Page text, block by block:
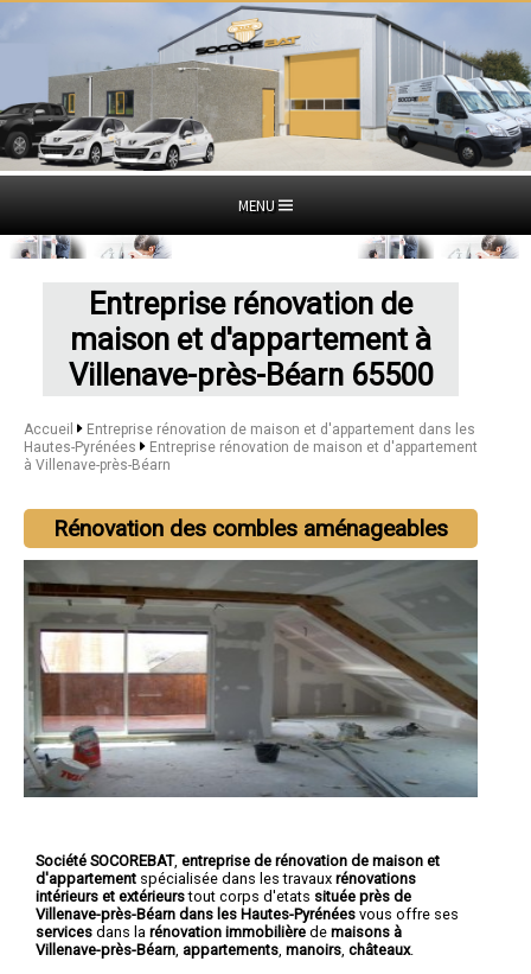
MENU
Entreprise rénovation de
maison et d'appartement à
Villenave-près-Béarn 65500
Accueil
Entreprise rénovation de maison et d'appartement dans les
Hautes-Pyrénées
Entreprise rénovation de maison et d'appartement
à Villenave-près-Béarn
Rénovation des combles aménageables
Société SOCOREBAT, entreprise de rénovation de maison et
d'appartement spécialisée dans les travaux rénovations
intérieurs et extérieurstout corps d'etats située près de
Villenave-près-Béarn dans les Hautes-Pyrénées vous offre ses
services dans la rénovation immobilière de maisons à
Villenave-près-Béarn appartements manoirs châteaux.